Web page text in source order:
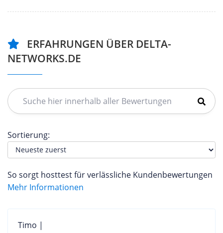
ERFAHRUNGEN ÜBER DELTA-
NETWORKS.DE
Sortierung:
So sorgt hosttest für verlässliche Kundenbewertungen
Mehr Informationen
Timo |